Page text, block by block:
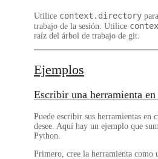
Utilice context.directory
trabajo de la sesión. Utilice
raíz del árbol de trabajo de git.
Ejemplos
Escribir una herramienta en
Puede escribir sus herramientas en
desee. Aquí hay un ejemplo que
Python.
Primero, cree la herramienta como